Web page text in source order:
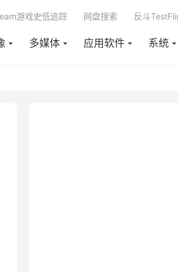
多媒体 应用软件 系统
游戏史低追踪 网盘搜索 反斗